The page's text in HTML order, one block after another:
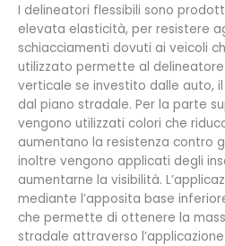
I delineatori flessibili sono
elevata elasticità, per resistere
schiacciamenti dovuti ai veicoli
utilizzato permette al
verticale se investito dalle auto,
dal piano stradale. Per la parte
vengono utilizzati colori che
aumentano la resistenza contro
inoltre vengono applicati degli
aumentarne la visibilità.
mediante l’apposita base
che permette di ottenere la
stradale attraverso